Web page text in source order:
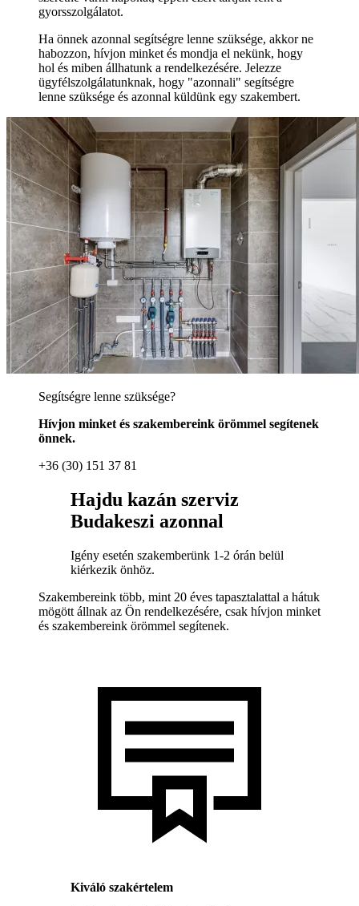
gyorsszolgálatot.
Ha önnek azonnal segítségre lenne szüksége, akkor ne
habozzon, hívjon minket és mondja el nekünk, hogy
hol és miben állhatunk a rendelkezésére. Jelezze
ügyfélszolgálatunknak, hogy "azonnali" segítségre
lenne szüksége és azonnal küldünk egy szakembert.
Segítségre lenne szüksége?
Hívjon minket és szakembereink örömmel segítenek
önnek.
+36 (30) 151 37 81
Hajdu kazán szerviz
Budakeszi azonnal
Igény esetén szakemberünk 1-2 órán belül
kiérkezik önhöz.
Szakembereink több, mint 20 éves tapasztalattal a hátuk
mögött állnak az Ön rendelkezésére, csak hívjon minket
és szakembereink örömmel segítenek.
Kiváló szakértelem